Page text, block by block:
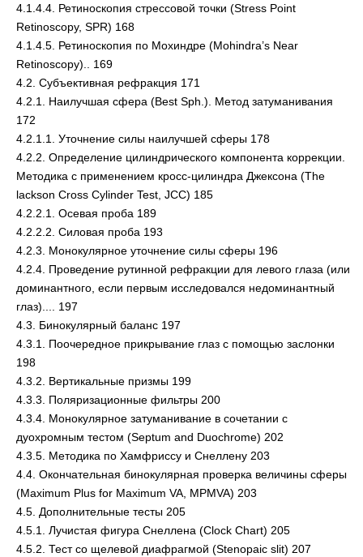
4.1.4.4. Ретиноскопия стрессовой точки (Stress Point
Retinoscopy, SPR) 168
4.1.4.5. Ретиноскопия по Мохиндре (Mohindra’s Near
Retinoscopy).. 169
4.2. Субъективная рефракция 171
4.2.1. Наилучшая сфера (Best Sph.). Метод затуманивания
172
4.2.1.1. Уточнение силы наилучшей сферы 178
4.2.2. Определение цилиндрического компонента коррекции.
Методика с применением кросс-цилиндра Джексона (The
lackson Cross Cylinder Test, JCC) 185
4.2.2.1. Осевая проба 189
4.2.2.2. Силовая проба 193
4.2.3. Монокулярное уточнение силы сферы 196
4.2.4. Проведение рутинной рефракции для левого глаза (или
доминантного, если первым исследовался недоминантный
глаз).... 197
4.3. Бинокулярный баланс 197
4.3.1. Поочередное прикрывание глаз с помощью заслонки
198
4.3.2. Вертикальные призмы 199
4.3.3. Поляризационные фильтры 200
4.3.4. Монокулярное затуманивание в сочетании с
дуохромным тестом (Septum and Duochrome) 202
4.3.5. Методика по Хамфриссу и Снеллену 203
4.4. Окончательная бинокулярная проверка величины сферы
(Maximum Plus for Maximum VA, MPMVA) 203
4.5. Дополнительные тесты 205
4.5.1. Лучистая фигура Снеллена (Clock Chart) 205
4.5.2. Тест со щелевой диафрагмой (Stenopaic slit) 207